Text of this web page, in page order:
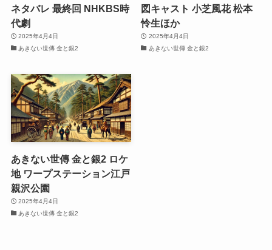
ネタバレ 最終回 NHKBS時
代劇
2025年4月4日
あきない世傳 金と銀2
図キャスト 小芝風花 松本
怜生ほか
2025年4月4日
あきない世傳 金と銀2
あきない世傳 金と銀2 ロケ
地 ワープステーション江戸
親沢公園
2025年4月4日
あきない世傳 金と銀2